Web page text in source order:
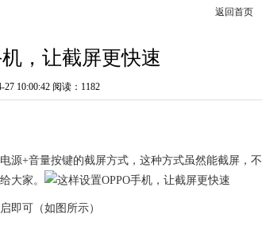
返回首页
，让截屏更快速
10:00:42 阅读：1182
源+音量按键的截屏方式，这种方式虽然能截屏，不
大家。
可（如图所示）